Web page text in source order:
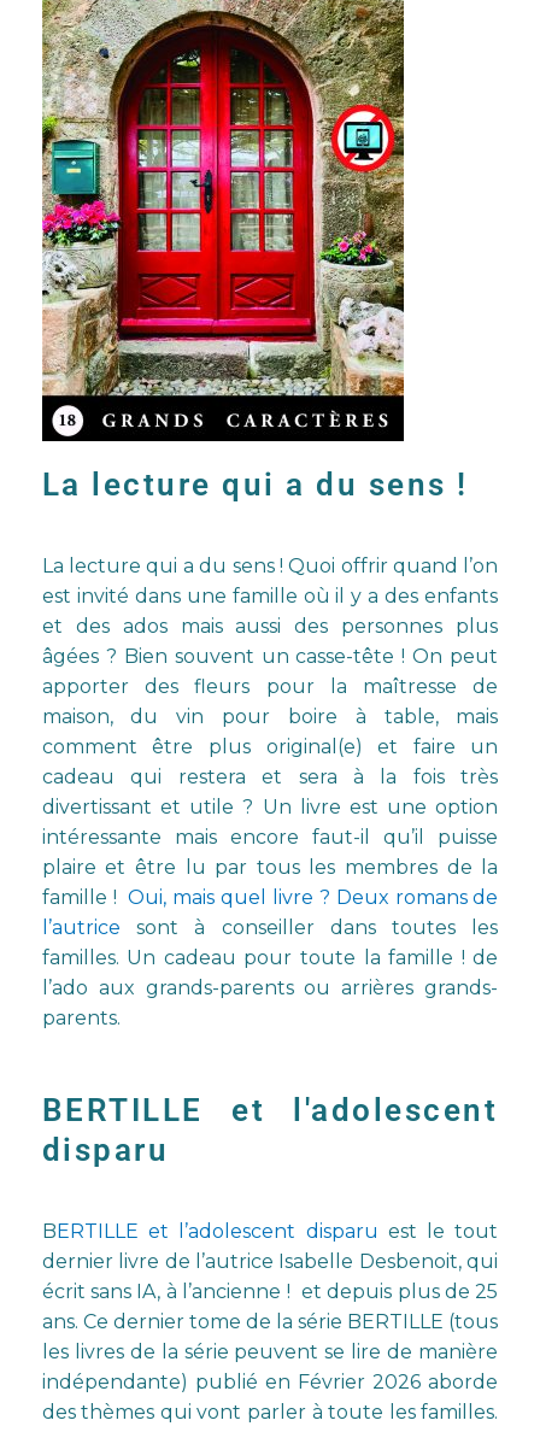
La lecture qui a du sens !
La lecture qui a du sens ! Quoi offrir quand l’on
est invité dans une famille où il y a des enfants
et des ados mais aussi des personnes plus
âgées ? Bien souvent un casse-tête ! On peut
apporter des fleurs pour la maîtresse de
maison, du vin pour boire à table, mais
comment être plus original(e) et faire un
cadeau qui restera et sera à la fois très
divertissant et utile ? Un livre est une option
intéressante mais encore faut-il qu’il puisse
plaire et être lu par tous les membres de la
famille !Oui, mais quel livre ? Deux romans de
l’autrice sont à conseiller dans toutes les
familles. Un cadeau pour toute la famille ! de
l’ado aux grands-parents ou arrières grands-
parents.
BERTILLE et l'adolescent
disparu
BERTILLE et l’adolescent disparu est le tout
dernier livre de l’autrice Isabelle Desbenoit, qui
écrit sans IA, à l’ancienne ! et depuis plus de 25
ans. Ce dernier tome de la série BERTILLE (tous
les livres de la série peuvent se lire de manière
indépendante) publié en Février 2026 aborde
des thèmes qui vont parler à toute les familles.